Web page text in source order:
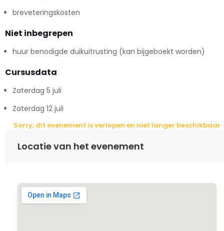
breveteringskosten
Niet inbegrepen
huur benodigde duikuitrusting (kan bijgeboekt worden)
Cursusdata
Zaterdag 5 juli
Zaterdag 12 juli
Sorry, dit evenement is verlopen en niet langer beschikbaar
Locatie van het evenement